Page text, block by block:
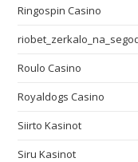
Ringospin Casino
Roulo Casino
Royaldogs Casino
Siirto Kasinot
Siru Kasinot